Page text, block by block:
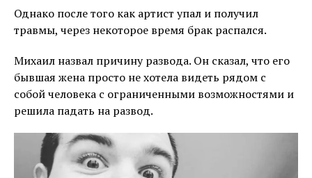
Однако после того как артист упал и получил
травмы, через некоторое время брак распался.
Михаил назвал причину развода. Он сказал, что его
бывшая жена просто не хотела видеть рядом с
собой человека с ограниченными возможностями и
решила падать на развод.